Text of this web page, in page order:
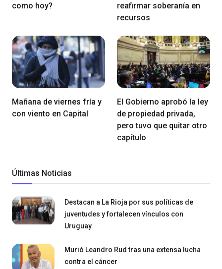
como hoy?
reafirmar soberanía en
recursos
Mañana de viernes fría y
con viento en Capital
El Gobierno aprobó la ley
de propiedad privada,
pero tuvo que quitar otro
capítulo
Últimas Noticias
Destacan a La Rioja por sus políticas de
juventudes y fortalecen vínculos con
Uruguay
Murió Leandro Rud tras una extensa lucha
contra el cáncer